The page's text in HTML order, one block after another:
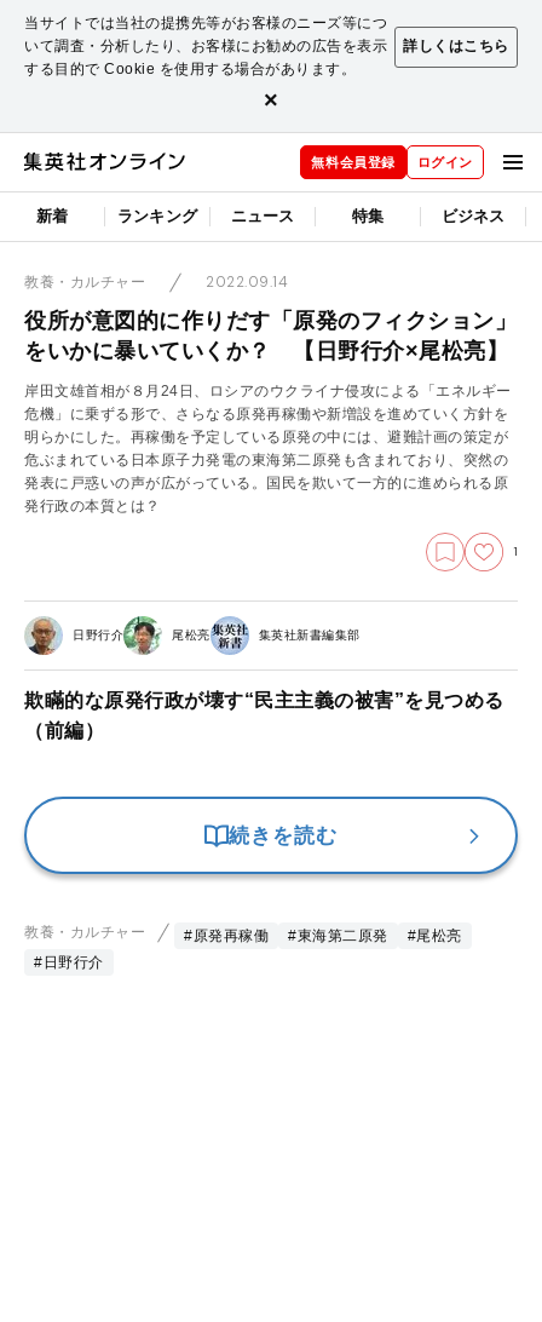
当サイトでは当社の提携先等がお客様のニーズ等につ
いて調査・分析したり、お客様にお勧めの広告を表示
する目的で Cookie を使用する場合があります。
詳しくはこちら
×
無料会員登録 ログイン
新着 ランキング ニュース 特集 ビジネス
教養・カルチャー 2022.09.14
役所が意図的に作りだす「原発のフィクション」
をいかに暴いていくか？ 【日野行介×尾松亮】
岸田文雄首相が８月24日、ロシアのウクライナ侵攻による「エネルギー
危機」に乗ずる形で、さらなる原発再稼働や新増設を進めていく方針を
明らかにした。再稼働を予定している原発の中には、避難計画の策定が
危ぶまれている日本原子力発電の東海第二原発も含まれており、突然の
発表に戸惑いの声が広がっている。国民を欺いて一方的に進められる原
発行政の本質とは？
1
日野行介 尾松亮 集英社新書編集部
欺瞞的な原発行政が壊す“民主主義の被害”を見つめる
（前編）
続きを読む
教養・カルチャー #原発再稼働 #東海第二原発
#尾松亮
#日野行介